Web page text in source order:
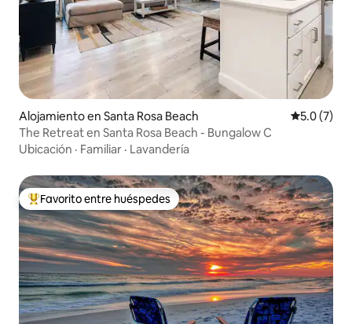
Alojamiento en Santa Rosa Beach
5.0 (7)
The Retreat en Santa Rosa Beach - Bungalow C
Ubicación · Familiar · Lavandería
Favorito entre huéspedes preferido
Favorito entre huéspedes